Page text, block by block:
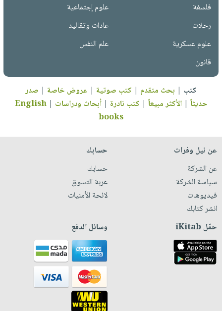
فلسفة
علوم إجتماعية
رحلات
عادات وتقاليد
علوم عسكرية
علم النفس
قانون
كتب | بحث متقدم | كتب صوتية | عروض خاصة | صدر
حديثاً |الأكثر مبيعاً | كتب نادرة |أبحاث ودراسات |
English
books
عن نيل وفرات
عن الشركة
سياسة الشركة
فيديوهات
انشر كتابك
حسابك
حسابك
عربة التسوق
لائحة الأمنيات
حمّل iKitab وسائل الدفع